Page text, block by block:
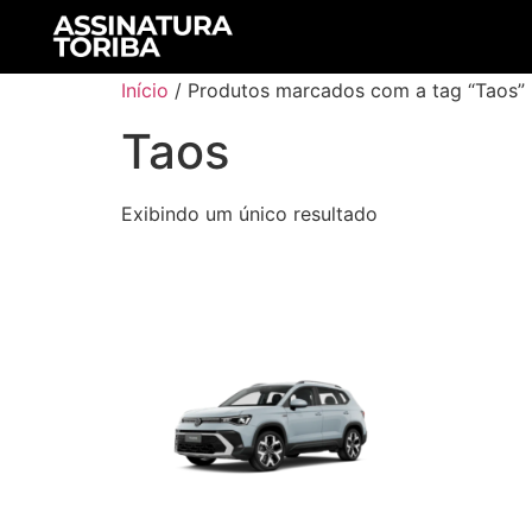
Início / Produtos marcados com a tag “Taos”
Taos
Exibindo um único resultado